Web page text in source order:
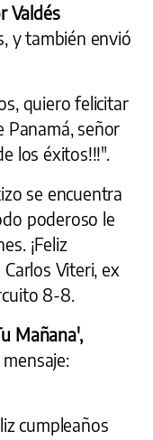
Valdés
y también envió
quiero felicitar
Panamá, señor
los éxitos!!!".
se encuentra
poderoso le
¡Feliz
Viteri, ex
8-8.
Mañana',
cumpleaños